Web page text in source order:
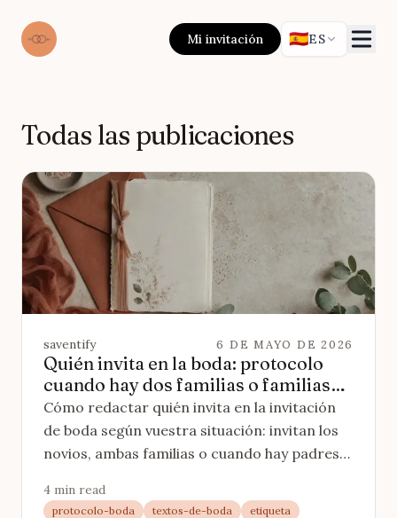
Mi invitación 🇪🇸ES
Todas las publicaciones
saventify 6 DE MAYO DE 2026
Quién invita en la boda: protocolo
cuando hay dos familias o familias
separadas
Cómo redactar quién invita en la invitación
de boda según vuestra situación: invitan los
novios, ambas familias o cuando hay padres
4 min read
protocolo-boda textos-de-boda
etiqueta